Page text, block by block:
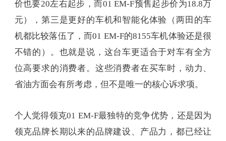
价也要20左右起步，而01 EM-F预售起步价为18.8万
元），第三是更好的车机和智能化体验（两田的车
机都比较落伍了，而01 EM-F的8155车机体验还是很
不错的）。也就是说，这台车更适合于对车有全方
位高要求的消费者。这些消费者在买车时，动力、
省油方面会有所考虑，但不是唯一的核心诉求项。
个人觉得领克01 EM-F最独特的竞争优势，还是因为
领克品牌长期以来的品牌建设、产品力，都已经让